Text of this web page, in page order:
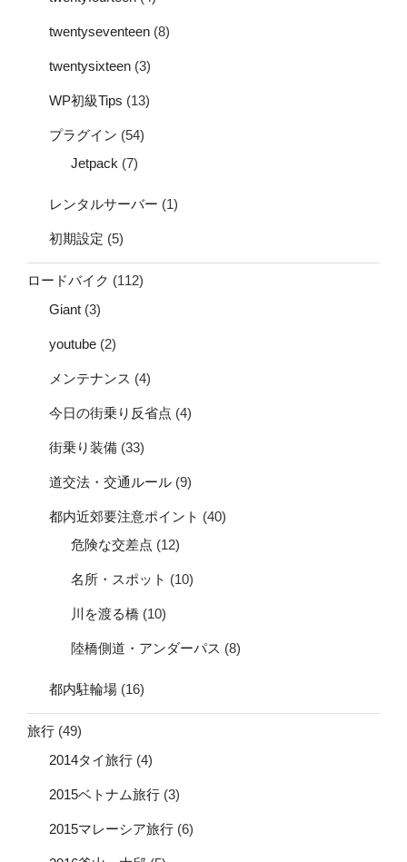
twentyseventeen (8)
twentysixteen (3)
WP初級Tips (13)
プラグイン (54)
Jetpack (7)
レンタルサーバー (1)
初期設定 (5)
ロードバイク (112)
Giant (3)
youtube (2)
メンテナンス (4)
今日の街乗り反省点 (4)
街乗り装備 (33)
道交法・交通ルール (9)
都内近郊要注意ポイント (40)
危険な交差点 (12)
名所・スポット (10)
川を渡る橋 (10)
陸橋側道・アンダーパス (8)
都内駐輪場 (16)
旅行 (49)
2014タイ旅行 (4)
2015ベトナム旅行 (3)
2015マレーシア旅行 (6)